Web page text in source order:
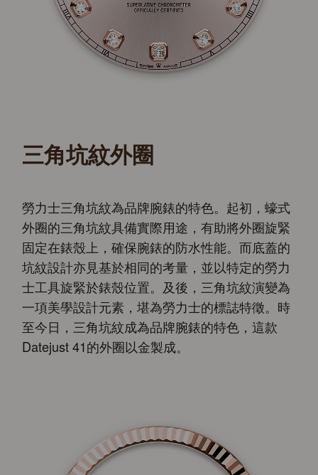
三角坑紋外圈
勞力士三角坑紋為品牌腕錶的特色。起初，蠔式
外圈的三角坑紋具備實際用途，有助將外圈旋緊
固定在錶殼上，確保腕錶的防水性能。而底蓋的
坑紋設計亦見基於相同的考量，並以特定的勞力
士工具旋緊於錶殼位置。及後，三角坑紋演變為
一項美學設計元素，堪為勞力士的標誌特徵。時
至今日，三角坑紋成為品牌腕錶的特色，這款
Datejust 41的外圈以金製成。